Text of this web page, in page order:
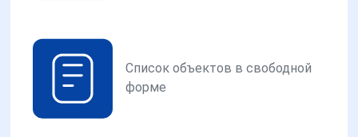
Список объектов в свободной
форме